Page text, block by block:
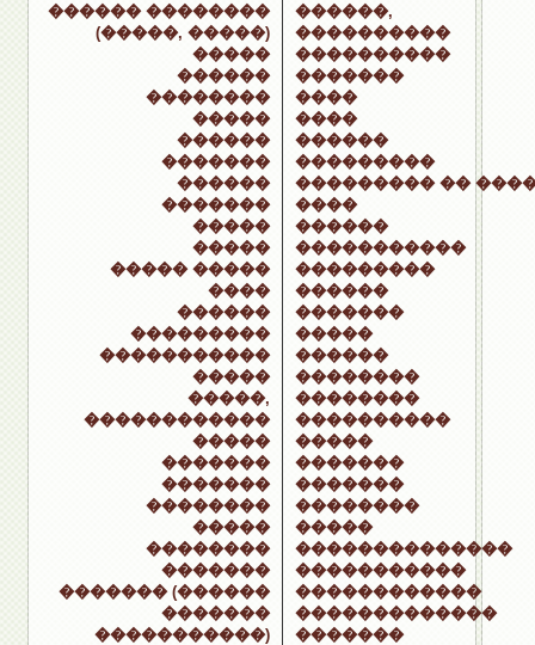
������ ��������
(�����, �����)
�����
������
��������
�����
������
�������
������
�������
�����
�����
����� �����
����
������
���������
�����������
�����
�����,
������������
�����
�������
�������
��������
�����
��������
�������
������� (������
�������
�����������)
������,
����������
����������
�������
����
����
������
���������
��������� ��
����
������
�����������
���������
������
�������
�����
������
��������
��������
����������
�����
�������
�������
��������
�����
��������������
�����������
������������
�������������
�������